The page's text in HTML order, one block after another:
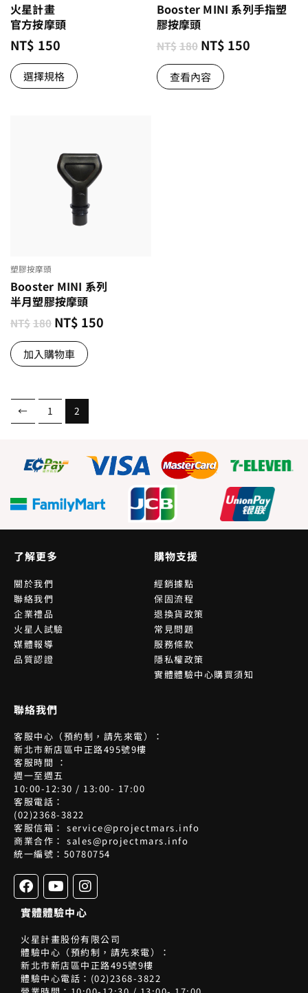
火星計畫
官方按摩頭
NT$ 150
選擇規格
Booster MINI 系列手指塑
膠按摩頭
NT$180 NT$ 150
查看內容
塑膠按摩頭
Booster MINI 系列
半月塑膠按摩頭
NT$180 NT$ 150
加入購物車
← 1 2
了解更多
關於我們
聯絡我們
企業禮品
火星人試驗
媒體報導
品質認證
購物支援
經銷據點
保固流程
退換貨政策
常見問題
服務條款
隱私權政策
實體體驗中心購買須知
聯絡我們
客服中心（預約制，請先來電）：
新北市新店區中正路495號9樓
客服時間 ：
週一至週五
10:00-12:30 / 13:00- 17:00
客服電話：
(02)2368-3822
客服信箱： service@projectmars.info
商業合作： sales@projectmars.info
統一編號：50780754
F
a
c
e
b
o
o
k
Y
o
u
t
u
b
e
I
n
s
t
a
g
r
a
實體體驗中心
火星計畫股份有限公司
體驗中心（預約制，請先來電）：
新北市新店區中正路495號9樓
體驗中心電話：(02)2368-3822